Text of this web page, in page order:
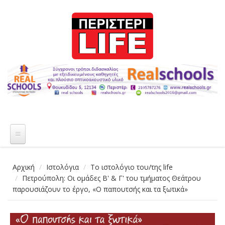
Αρχική Ιστολόγια
Το ιστολόγιο του/της life
Πετρούπολη: Οι ομάδες Β' & Γ' του τμήματος Θεάτρου
παρουσιάζουν το έργο, «Ο παπουτσής και τα ξωτικά»